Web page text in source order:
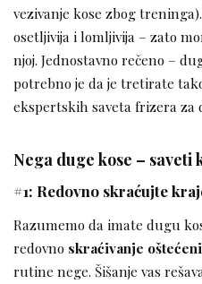
vezivanje kose zbog
osetljivija i lomljivija – zato
njoj. Jednostavno rečeno –
potrebno je da je tretirate
ekspertskih saveta frizera
Nega duge kose – saveti
#1: Redovno skraćujte
Razumemo da imate dugu
redovno skraćivanje
rutine nege. Šišanje vas